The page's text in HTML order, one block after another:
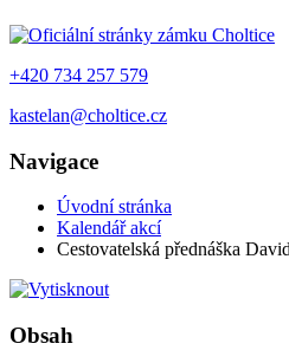
+420 734 257 579
kastelan@choltice.cz
Navigace
Úvodní stránka
Kalendář akcí
Cestovatelská přednáška
Obsah